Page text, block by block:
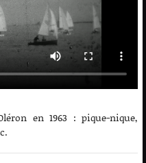
en 1963 : pique-nique,